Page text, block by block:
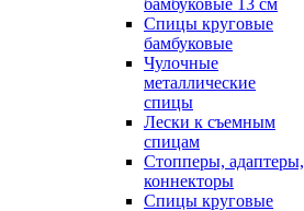
бамбуковые 13 см
Спицы круговые
бамбуковые
Чулочные
металлические
спицы
Лески к съемным
спицам
Стопперы, адаптеры,
коннекторы
Спицы круговые